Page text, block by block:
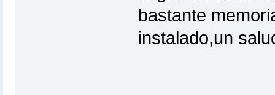
bastante
instalado,un